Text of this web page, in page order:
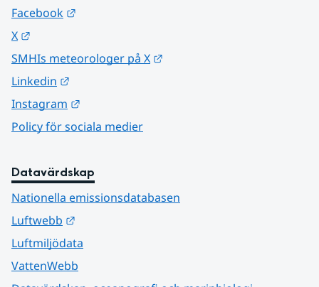
Facebook
X
SMHIs meteorologer på X
Linkedin
Instagram
Policy för sociala medier
Datavärdskap
Nationella emissionsdatabasen
Luftwebb
Luftmiljödata
VattenWebb